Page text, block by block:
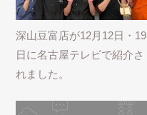
深山豆富店が12月12日・19
日に名古屋テレビで紹介さ
れました。